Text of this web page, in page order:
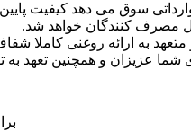
وارداتی سوق می دهد کیفیت
مصرف کنندگان خواهد شد.
روغنی کاملا شفاف ، بدون
عزیزان و همچنین تعهد